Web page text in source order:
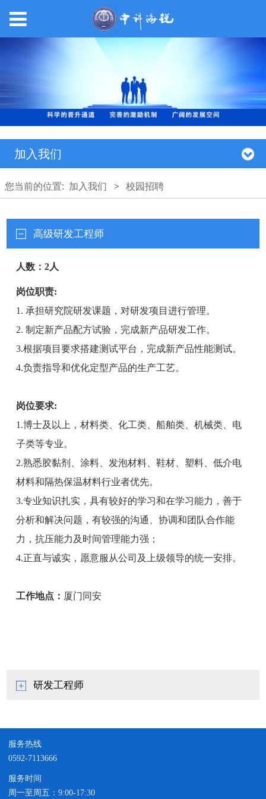
加入我们
您当前的位置: 加入我们 > 校园招聘
高级研发工程师
人数：2人
岗位职责:
1. 承担研究院研发课题，对研发项目进行管理。
2. 制定新产品配方试验，完成新产品研发工作。
3.根据项目要求搭建测试平台，完成新产品性能测试。
4.负责指导和优化定型产品的生产工艺。
岗位要求:
1.博士及以上，材料类、化工类、船舶类、机械类、电
子类等专业。
2.熟悉胶黏剂、涂料、发泡材料、鞋材、塑料、低介电
材料和隔热保温材料行业者优先。
3.专业知识扎实，具有较好的学习和在学习能力，善于
分析和解决问题，有较强的沟通、协调和团队合作能
力，抗压能力及时间管理能力强；
4.正直与诚实，愿意服从公司及上级领导的统一安排。
工作地点： 厦门同安
研发工程师
服务热线
0592-7113666
服务时间
周一至周五：9:00-17:30